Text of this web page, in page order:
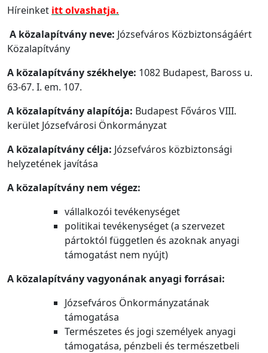
Híreinket itt olvashatja.
A közalapítvány neve: Józsefváros Közbiztonságáért
Közalapítvány
A közalapítvány székhelye: 1082 Budapest, Baross u.
63-67. I. em. 107.
A közalapítvány alapítója: Budapest Főváros VIII.
kerület Józsefvárosi Önkormányzat
A közalapítvány célja: Józsefváros közbiztonsági
helyzetének javítása
A közalapítvány nem végez:
vállalkozói tevékenységet
politikai tevékenységet (a szervezet
pártoktól független és azoknak anyagi
támogatást nem nyújt)
A közalapítvány vagyonának anyagi forrásai:
Józsefváros Önkormányzatának
támogatása
Természetes és jogi személyek anyagi
támogatása, pénzbeli és természetbeli